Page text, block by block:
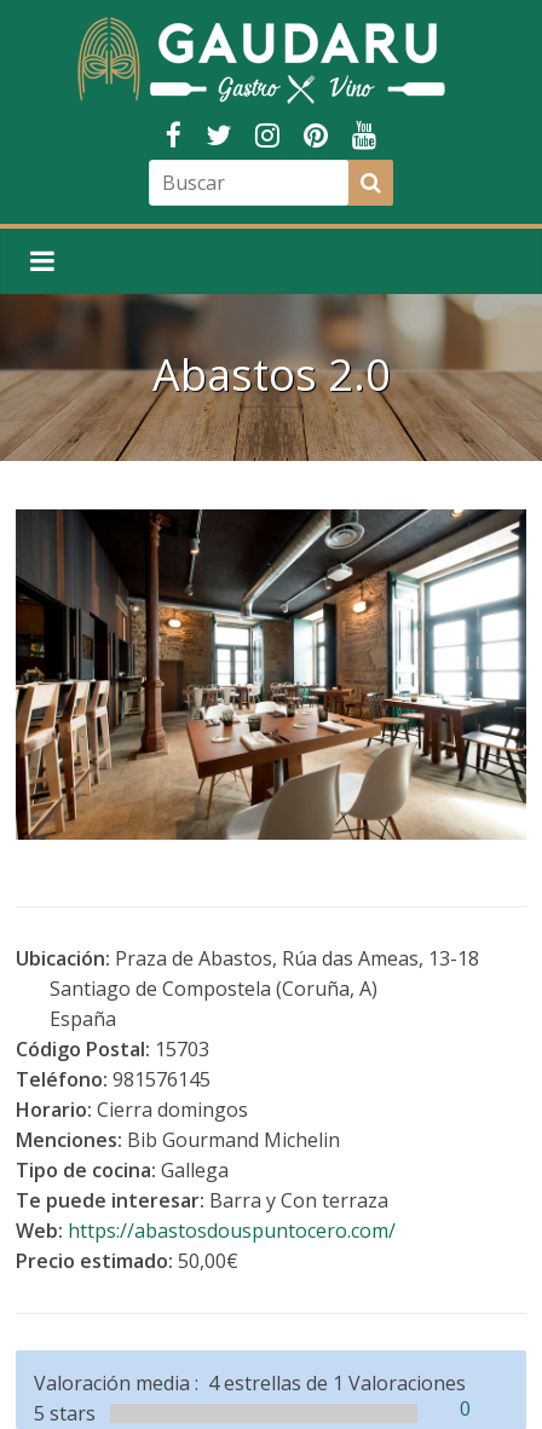
Abastos 2.0
Ubicación: Praza de Abastos, Rúa das Ameas, 13-18
Santiago de Compostela (Coruña, A)
España
Código Postal: 15703
Teléfono:981576145
Horario:Cierra domingos
Menciones: Bib Gourmand Michelin
Tipo de cocina:Gallega
Te puede interesar: Barra y Con terraza
Web: https://abastosdouspuntocero.com/
Precio estimado:50,00€
Valoración media :
5 stars
0
4estrellas de 1 Valoraciones